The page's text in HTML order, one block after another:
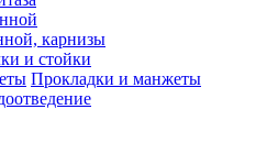
карнизы
и стойки
Прокладки и манжеты